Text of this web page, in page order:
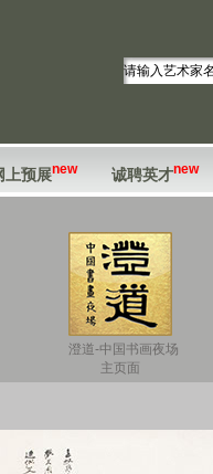
上预展new 诚聘英才new
澄道-中国书画夜场
主页面